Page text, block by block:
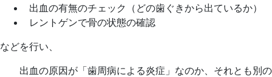
出血の有無のチェック（どの歯ぐきから出ているか）
レントゲンで骨の状態の確認
などを行い、
出血の原因が「歯周病による炎症」なのか、それとも別の